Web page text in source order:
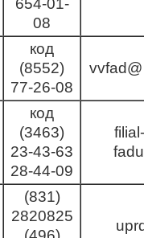
654-01-
08
код
(8552)
77-26-08
vvfad@
код
(3463)
23-43-63
28-44-09
(831)
2820825